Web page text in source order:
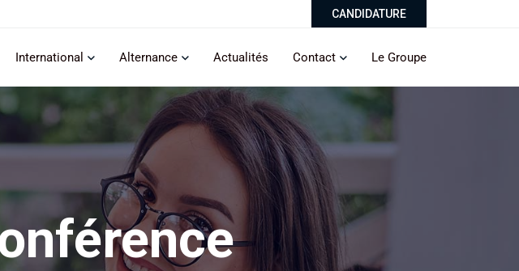
CANDIDATURE
International Alternance Actualités Contact Le Groupe